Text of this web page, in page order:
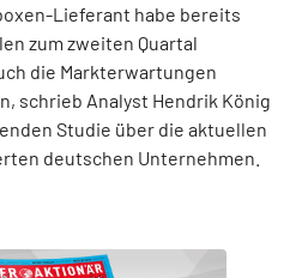
Lieferant habe bereits
zum zweiten Quartal
die Markterwartungen
schrieb Analyst Hendrik König
Studie über die aktuellen
deutschen Unternehmen.